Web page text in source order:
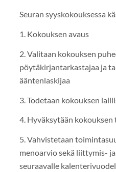
Seuran syyskokouksessa
1. Kokouksen avaus
2. Valitaan kokouksen
pöytäkirjantarkastajaa ja
ääntenlaskijaa
3. Todetaan kokouksen
4. Hyväksytään
5. Vahvistetaan
menoarvio sekä liittymis-
seuraavalle